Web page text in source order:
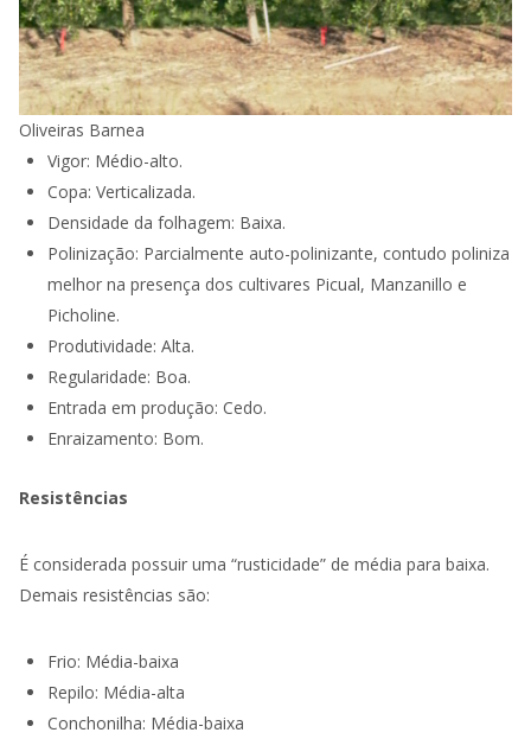
Oliveiras Barnea
Vigor: Médio-alto.
Copa: Verticalizada.
Densidade da folhagem: Baixa.
Polinização: Parcialmente auto-polinizante, contudo poliniza
melhor na presença dos cultivares Picual, Manzanillo e
Picholine.
Produtividade: Alta.
Regularidade: Boa.
Entrada em produção: Cedo.
Enraizamento: Bom.
Resistências
É considerada possuir uma “rusticidade” de média para baixa.
Demais resistências são:
Frio: Média-baixa
Repilo: Média-alta
Conchonilha: Média-baixa